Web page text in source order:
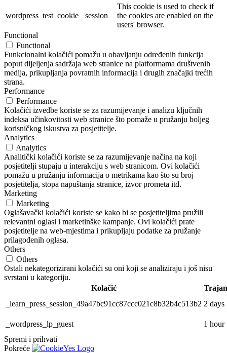
wordpress_test_cookie session
This cookie is used to check if
the cookies are enabled on the
users' browser.
Functional
Functional
Funkcionalni kolačići pomažu u obavljanju određenih funkcija
poput dijeljenja sadržaja web stranice na platformama društvenih
medija, prikupljanja povratnih informacija i drugih značajki trećih
strana.
Performance
Performance
Kolačići izvedbe koriste se za razumijevanje i analizu ključnih
indeksa učinkovitosti web stranice što pomaže u pružanju boljeg
korisničkog iskustva za posjetitelje.
Analytics
Analytics
Analitički kolačići koriste se za razumijevanje načina na koji
posjetitelji stupaju u interakciju s web stranicom. Ovi kolačići
pomažu u pružanju informacija o metrikama kao što su broj
posjetitelja, stopa napuštanja stranice, izvor prometa itd.
Marketing
Marketing
Oglašavački kolačići koriste se kako bi se posjetiteljima pružili
relevantni oglasi i marketinške kampanje. Ovi kolačići prate
posjetitelje na web-mjestima i prikupljaju podatke za pružanje
prilagođenih oglasa.
Others
Others
Ostali nekategorizirani kolačići su oni koji se analiziraju i još nisu
svrstani u kategoriju.
Kolačić
_learn_press_session_49a47bc91cc87ccc021c8b32b4c513b2 2 days
_wordpress_lp_guest
1 hour
Spremi i prihvati
Pokreće